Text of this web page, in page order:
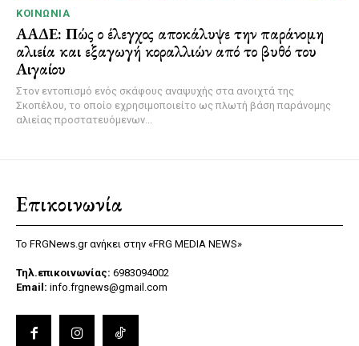
ΚΟΙΝΩΝΊΑ
ΑΑΔΕ: Πώς ο έλεγχος αποκάλυψε την παράνομη
αλιεία και εξαγωγή κοραλλιών από το βυθό του
Αιγαίου
Στον εντοπισμό ενός σκάφους αναψυχής στα ανοιχτά της
Σκοπέλου, το οποίο εχρησιμοποιείτο ως πλωτή βάση παράνομης
αλιείας προστατευόμενων...
Επικοινωνία
Το FRGNews.gr ανήκει στην «FRG MEDIA NEWS»
Τηλ.επικοινωνίας: 6983094002
Email: info.frgnews@gmail.com